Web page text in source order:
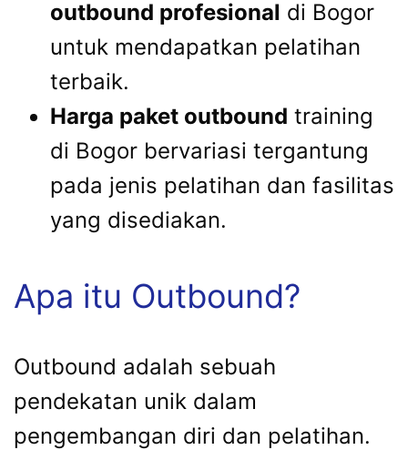
outbound profesional di Bogor
untuk mendapatkan pelatihan
terbaik.
Harga paket outbound training
di Bogor bervariasi tergantung
pada jenis pelatihan dan fasilitas
yang disediakan.
Apa itu Outbound?
Outbound adalah sebuah
pendekatan unik dalam
pengembangan diri dan pelatihan.